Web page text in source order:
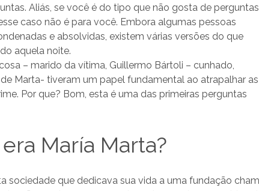
Aliás, se você é do tipo que não gosta de perguntas
caso não é para você. Embora algumas pessoas
e absolvidas, existem várias versões do que
aquela noite.
– marido da vítima, Guillermo Bártoli – cunhado,
de Marta- tiveram um papel fundamental ao atrapalhar as
Por que? Bom, esta é uma das primeiras perguntas
María Marta?
sociedade que dedicava sua vida a uma fundação